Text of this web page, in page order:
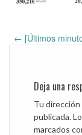
Post
← [Últimos
Deja una
Tu
publicada.
marcados